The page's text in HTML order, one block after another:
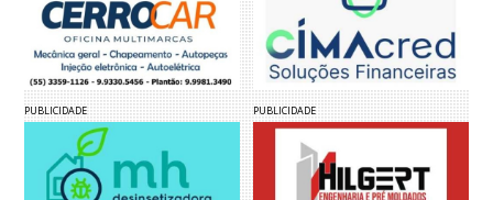
PUBLICIDADE PUBLICIDADE